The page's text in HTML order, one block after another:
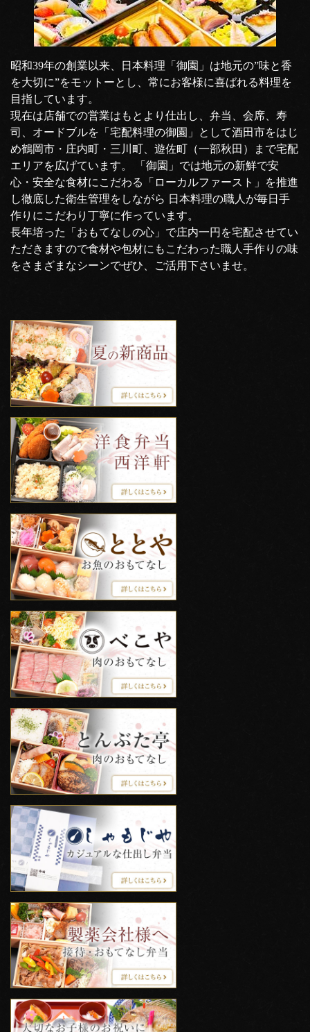
昭和39年の創業以来、日本料理「御園」は地元の”味と香
を大切に”をモットーとし、常にお客様に喜ばれる料理を
目指しています。
現在は店舗での営業はもとより仕出し、弁当、会席、寿
司、オードブルを「宅配料理の御園」として酒田市をはじ
め鶴岡市・庄内町・三川町、遊佐町（一部秋田）まで宅配
エリアを広げています。 「御園」では地元の新鮮で安
心・安全な食材にこだわる「ローカルファースト」を推進
し徹底した衛生管理をしながら 日本料理の職人が毎日手
作りにこだわり丁寧に作っています。
長年培った「おもてなしの心」で庄内一円を宅配させてい
ただきますので食材や包材にもこだわった職人手作りの味
をさまざまなシーンでぜひ、ご活用下さいませ。